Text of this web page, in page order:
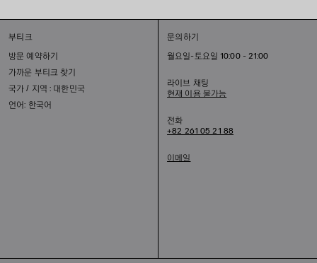
부티크
방문 예약하기
가까운 부티크 찾기
국가 / 지역 : 대한민국
언어: 한국어
문의하기
월요일-토요일 10:00 - 21:00
라이브 채팅
현재 이용 불가능
전화
+82 261 05 21 88
이메일